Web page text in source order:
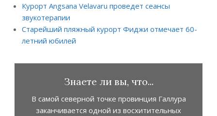
Курорт Angsana Velavaru проведет сеансы
звукотерапии
Старейший пляжный курорт Фиджи отмечает 60-
летний юбилей
Знаете ли вы, что...
В самой северной точке провинция Галлура
заканчивается одной из восхитительных